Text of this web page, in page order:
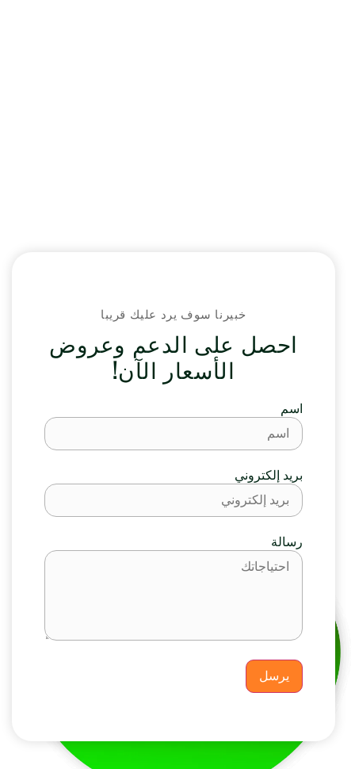
خبيرنا سوف يرد عليك قريبا
احصل على الدعم وعروض
الأسعار الآن!
اسم
بريد إلكتروني
رسالة
يرسل